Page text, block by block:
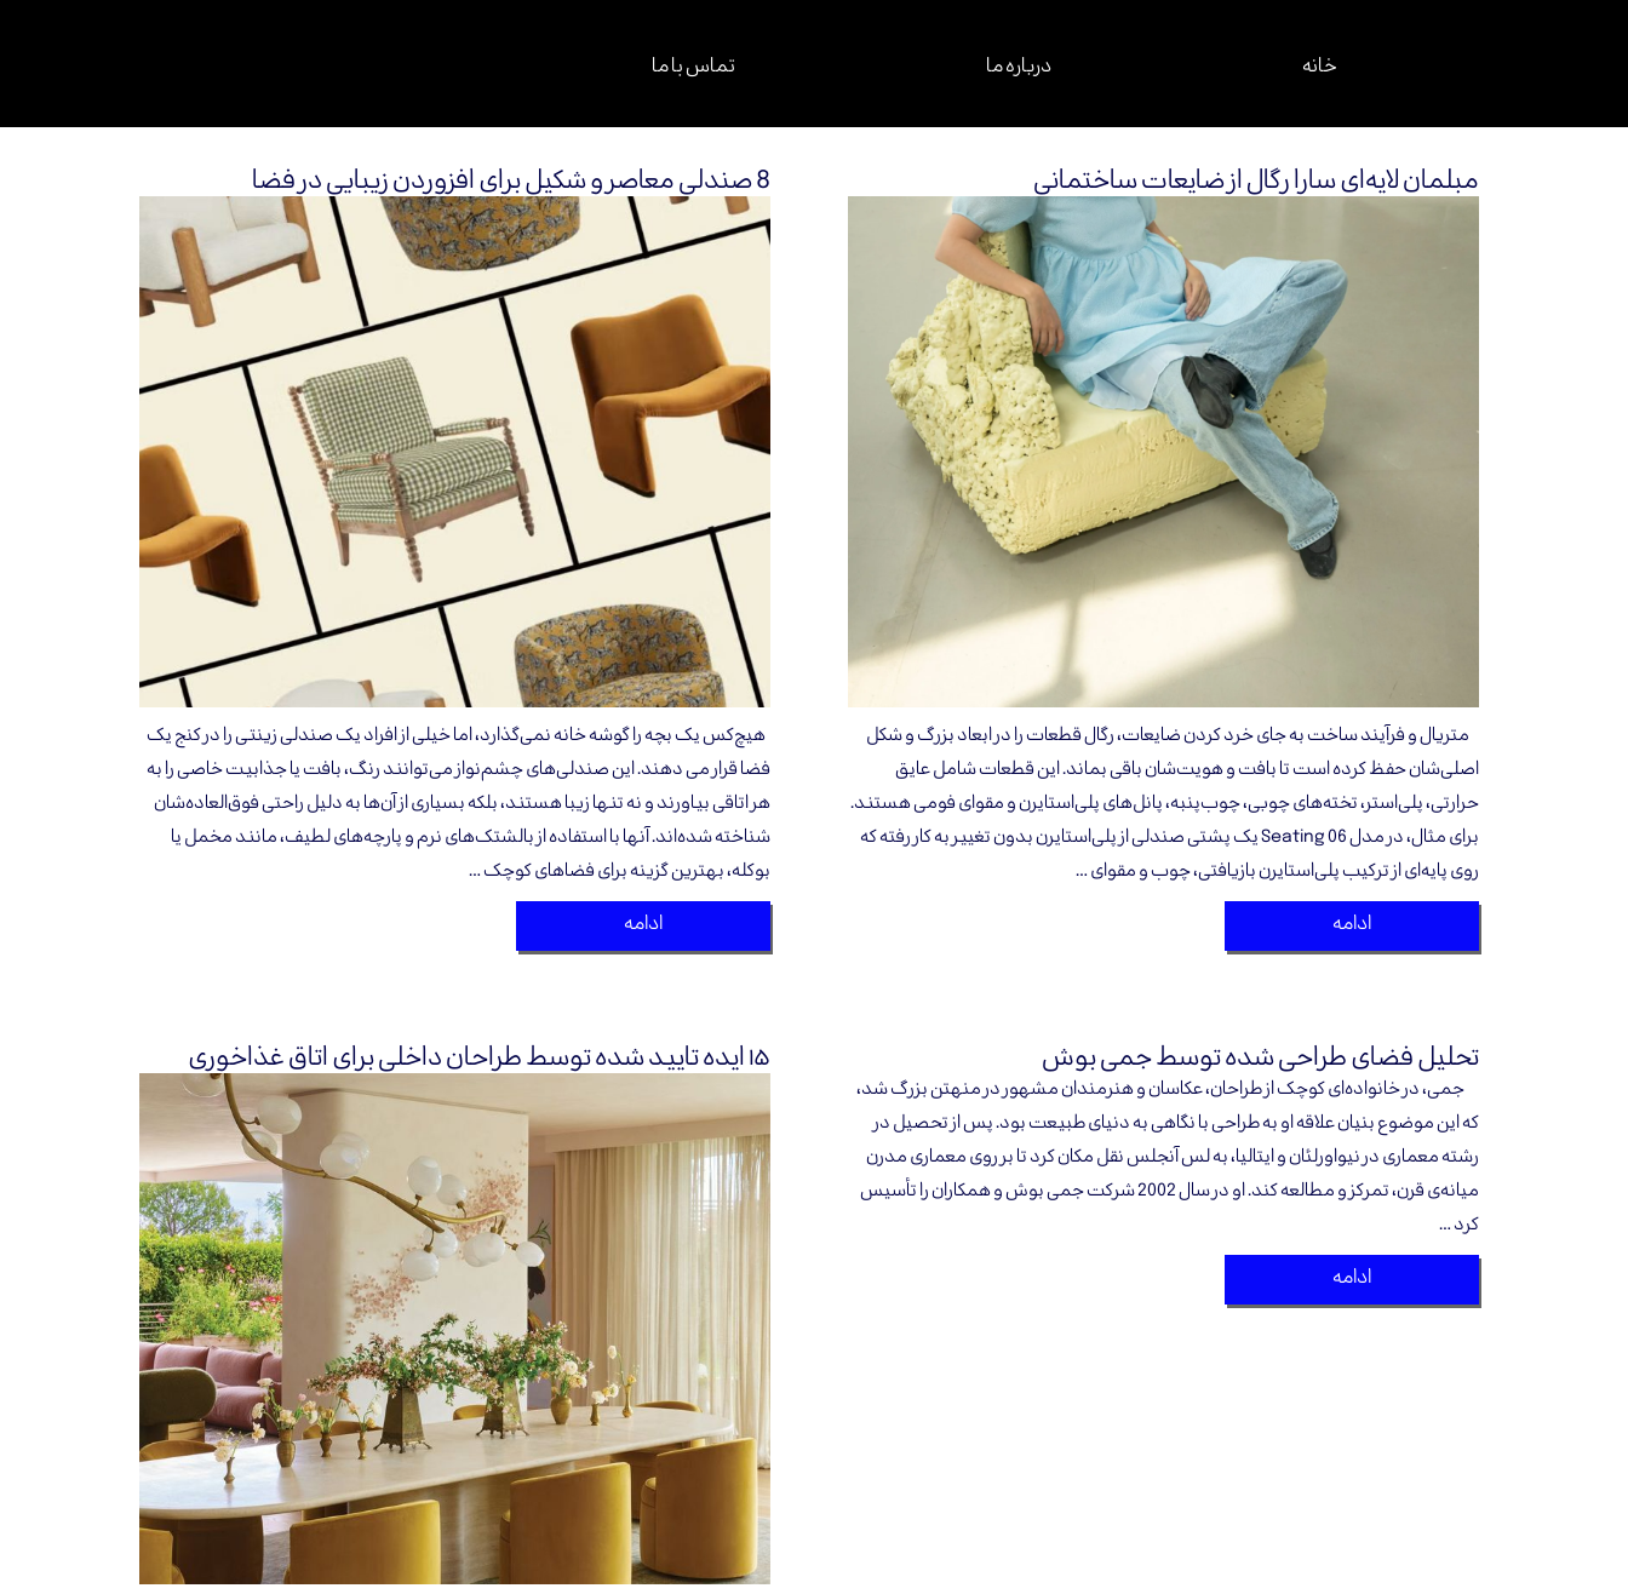
خانه درباره ما تماس با ما
مبلمان لایه‌ای سارا رگال از ضایعات ساختمانی
متریال و فرآیند ساخت به جای خرد کردن ضایعات، رگال قطعات را در ابعاد بزرگ و شکل
اصلی‌شان حفظ کرده است تا بافت و هویت‌شان باقی بماند. این قطعات شامل عایق
حرارتی، پلی‌استر، تخته‌های چوبی، چوب‌پنبه، پانل‌های پلی‌استایرن و مقوای فومی هستند.
برای مثال، در مدل Seating 06 یک پشتی صندلی از پلی‌استایرن بدون تغییر به کار رفته که
روی پایه‌ای از ترکیب پلی‌استایرن بازیافتی، چوب و مقوای …
ادامه
8 صندلی معاصر و شکیل برای افزوردن زیبایی در فضا
هیچ‌کس یک بچه را گوشه خانه نمی‌گذارد، اما خیلی‌ از افراد یک صندلی زینتی را در کنج یک
فضا قرار می دهند. این صندلی‌های چشم‌نواز می‌توانند رنگ، بافت یا جذابیت خاصی را به
هر اتاقی بیاورند و نه تنها زیبا هستند، بلکه بسیاری از آن‌ها به دلیل راحتی فوق‌العاده‌شان
شناخته شده‌اند. آنها با استفاده از بالشتک‌های نرم و پارچه‌های لطیف، مانند مخمل یا
بوکله، بهترین گزینه‌ برای فضاهای کوچک …
ادامه
تحلیل فضای طراحی شده توسط جمی بوش
جمی، در خانواده‌ای کوچک از طراحان، عکاسان و هنرمندان مشهور در منهتن بزرگ شد،
که این موضوع بنیان علاقه او به طراحی با نگاهی به دنیای طبیعت بود. پس از تحصیل در
رشته معماری در نیواورلئان و ایتالیا، به لس آنجلس نقل مکان کرد تا بر روی معماری مدرن
میانه‌ی قرن، تمرکز و مطالعه کند. او در سال 2002 شرکت جمی بوش و همکاران را تأسیس
کرد …
ادامه
۱۵ ایده تایید شده توسط طراحان داخلی برای اتاق غذاخوری